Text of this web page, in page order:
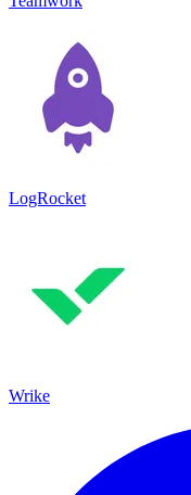
LogRocket
Wrike